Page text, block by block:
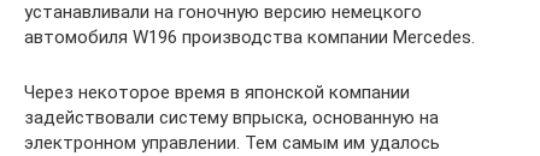
устанавливали на гоночную версию немецкого
автомобиля W196 производства компании Mercedes.
Через некоторое время в японской компании
задействовали систему впрыска, основанную на
электронном управлении. Тем самым им удалось